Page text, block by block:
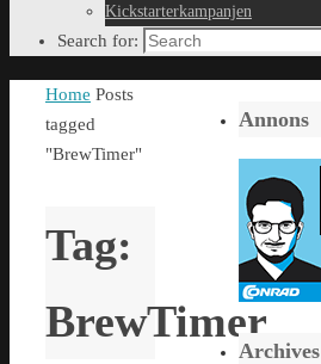
Kickstarterkampanjen
Search for:
Home Posts
tagged
"BrewTimer"
Tag:
BrewTimer
Annons
Archives